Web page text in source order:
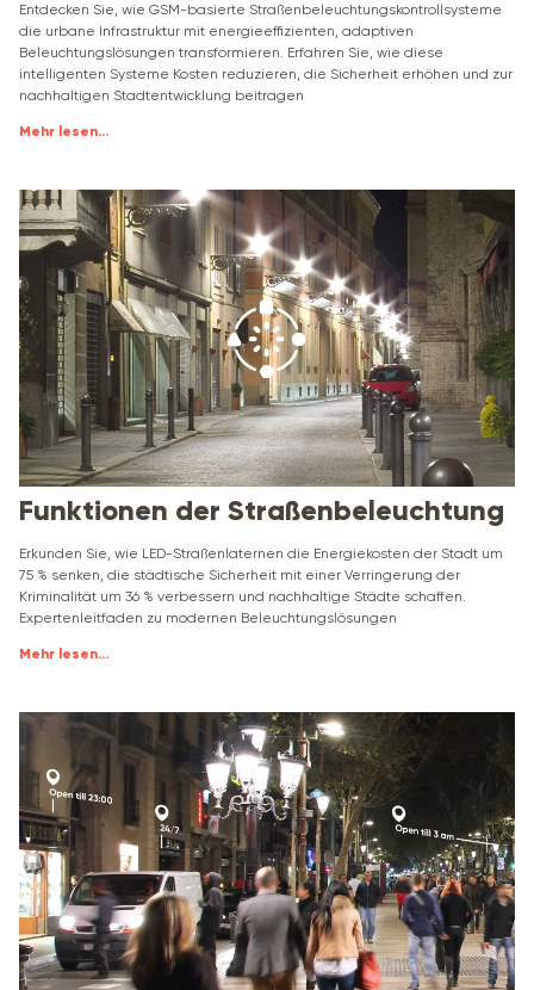
Entdecken Sie, wie GSM-basierte Straßenbeleuchtungskontrollsysteme
die urbane Infrastruktur mit energieeffizienten, adaptiven
Beleuchtungslösungen transformieren. Erfahren Sie, wie diese
intelligenten Systeme Kosten reduzieren, die Sicherheit erhöhen und zur
nachhaltigen Stadtentwicklung beitragen
Mehr lesen...
Funktionen der Straßenbeleuchtung
Erkunden Sie, wie LED-Straßenlaternen die Energiekosten der Stadt um
75 % senken, die städtische Sicherheit mit einer Verringerung der
Kriminalität um 36 % verbessern und nachhaltige Städte schaffen.
Expertenleitfaden zu modernen Beleuchtungslösungen
Mehr lesen...